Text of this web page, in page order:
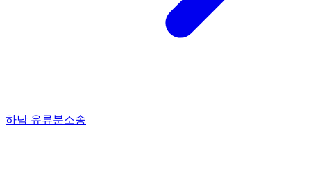
하남 유류분소송